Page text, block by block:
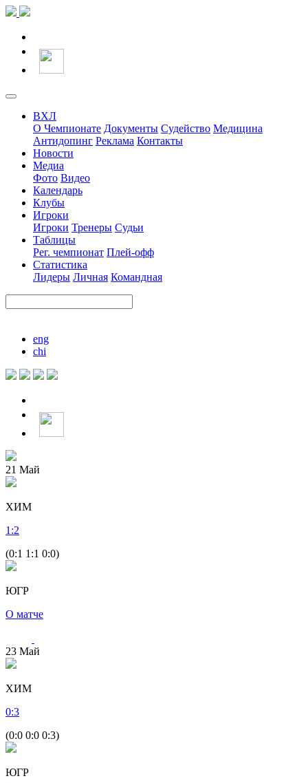
ВХЛ
О Чемпионате Документы Судейство Медицина
Антидопинг Реклама Контакты
Новости
Медиа
Фото Видео
Календарь
Клубы
Игроки
Игроки Тренеры Судьи
Таблицы
Рег. чемпионат Плей-офф
Статистика
Лидеры Личная Командная
eng
chi
21 Май
ХИМ
1 :2
(0:1 1:1 0:0)
ЮГР
О матче
23 Май
ХИМ
0:3
(0:0 0:0 0:3)
ЮГР